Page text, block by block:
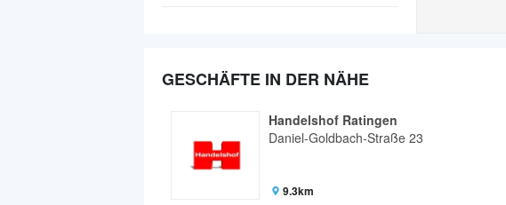
GESCHÄFTE IN DER NÄHE
Handelshof Ratingen
Daniel-Goldbach-Straße 23
9.3km